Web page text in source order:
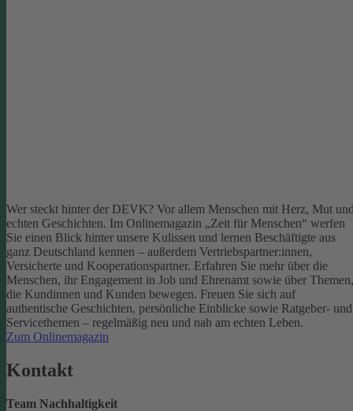
Wer steckt hinter der DEVK? Vor allem Menschen mit Herz, Mut
echten Geschichten. Im Onlinemagazin „Zeit für Menschen“ werfen
Sie einen Blick hinter unsere Kulissen und lernen Beschäftigte aus
ganz Deutschland kennen – außerdem Vertriebspartner:innen,
Versicherte und Kooperationspartner. Erfahren Sie mehr über die
Menschen, ihr Engagement in Job und Ehrenamt sowie über Themen,
die Kundinnen und Kunden bewegen. Freuen Sie sich auf
authentische Geschichten, persönliche Einblicke sowie Ratgeber- und
Servicethemen – regelmäßig neu und nah am echten Leben.
Zum Onlinemagazin
Kontakt
Team Nachhaltigkeit